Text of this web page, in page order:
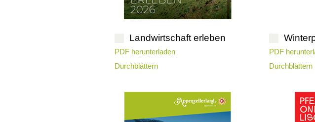
Landwirtschaft erleben
PDF herunterladen
Durchblättern
PDF
Durchblättern